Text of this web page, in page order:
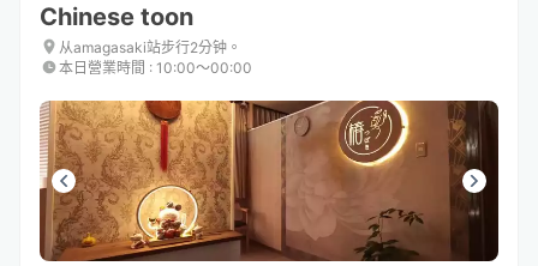
Chinese toon
从amagasaki站步行2分钟。
本日營業時間 : 10:00〜00:00